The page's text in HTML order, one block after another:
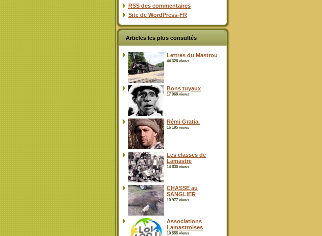
RSS des commentaires
Site de WordPress-FR
Articles les plus consultés
Lettres du Mastrou
44 326 views
Bons tuyaux
17 968 views
Rémi Gratia.
16 195 views
Les classes de
Lamastre
14 830 views
CHASSE au
SANGLIER
10 977 views
Associations
Lamastroises
10 555 views